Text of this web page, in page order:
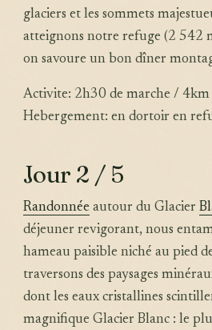
glaciers et les sommets
atteignons notre refuge (2 542
on savoure un bon dîner
Activite: 2h30 de marche / 4km
Hebergement: en dortoir en
Jour 2 / 5
Randonnée autour du Glacier
déjeuner revigorant, nous
hameau paisible niché au pied
traversons des paysages
dont les eaux cristallines
magnifique Glacier Blanc : le